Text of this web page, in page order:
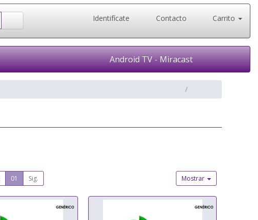
Identifícate Contacto Carrito
Android TV - Miracast
01 Sig. Mostrar